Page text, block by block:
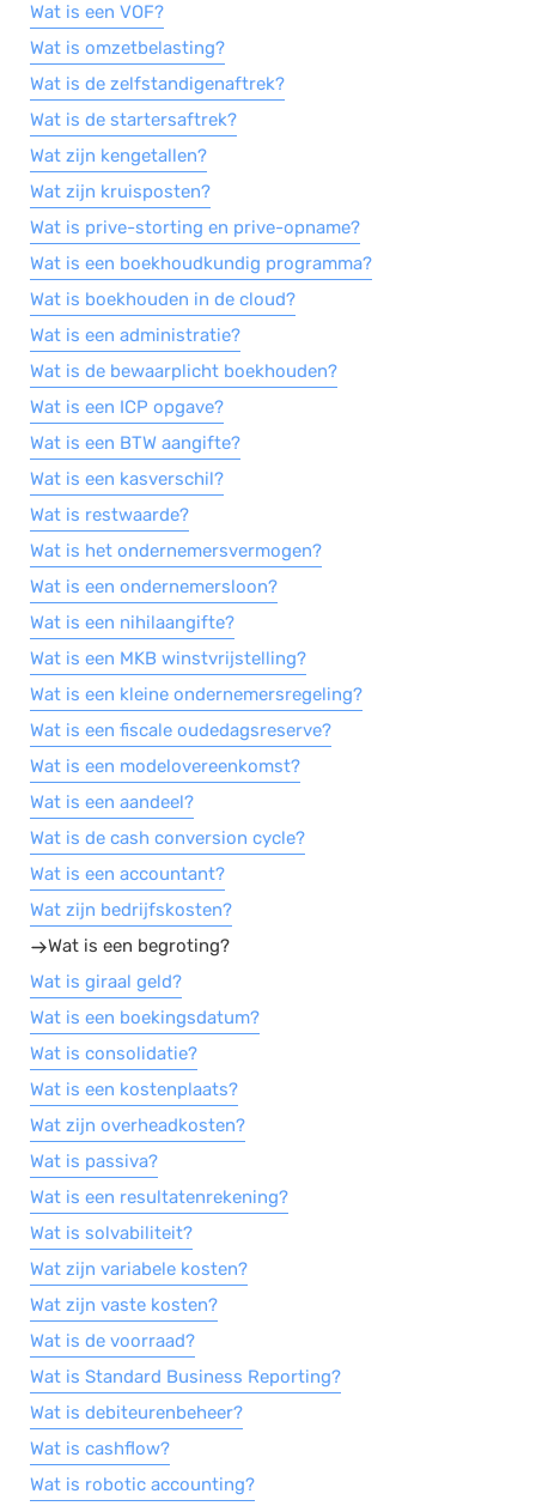
Wat is een VOF?
Wat is omzetbelasting?
Wat is de zelfstandigenaftrek?
Wat is de startersaftrek?
Wat zijn kengetallen?
Wat zijn kruisposten?
Wat is prive-storting en prive-opname?
Wat is een boekhoudkundig programma?
Wat is boekhouden in de cloud?
Wat is een administratie?
Wat is de bewaarplicht boekhouden?
Wat is een ICP opgave?
Wat is een BTW aangifte?
Wat is een kasverschil?
Wat is restwaarde?
Wat is het ondernemersvermogen?
Wat is een ondernemersloon?
Wat is een nihilaangifte?
Wat is een MKB winstvrijstelling?
Wat is een kleine ondernemersregeling?
Wat is een fiscale oudedagsreserve?
Wat is een modelovereenkomst?
Wat is een aandeel?
Wat is de cash conversion cycle?
Wat is een accountant?
Wat zijn bedrijfskosten?
Wat is een begroting?
Wat is giraal geld?
Wat is een boekingsdatum?
Wat is consolidatie?
Wat is een kostenplaats?
Wat zijn overheadkosten?
Wat is passiva?
Wat is een resultatenrekening?
Wat is solvabiliteit?
Wat zijn variabele kosten?
Wat zijn vaste kosten?
Wat is de voorraad?
Wat is Standard Business Reporting?
Wat is debiteurenbeheer?
Wat is cashflow?
Wat is robotic accounting?